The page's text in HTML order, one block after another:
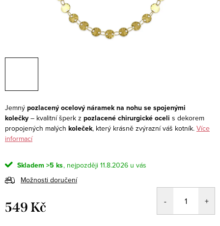
Jemný pozlacený ocelový náramek na nohu se spojenými
kolečky – kvalitní šperk z pozlacené chirurgické oceli s dekorem
propojených malých koleček, který krásně zvýrazní váš kotník. Více
informací
Skladem >5 ks
11.8.2026
Možnosti doručení
549 Kč